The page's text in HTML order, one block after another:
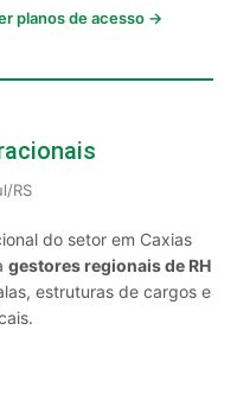
planos de acesso →
RS
do setor em Caxias
gestores regionais de RH
estruturas de cargos e